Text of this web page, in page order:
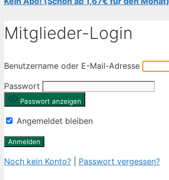
Mitglieder-Login
Benutzername oder E-Mail-Adresse
Passwort
Passwort anzeigen
Angemeldet bleiben
Noch kein Konto? Passwort vergessen?